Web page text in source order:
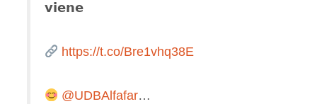
𝘃𝗶𝗲𝗻𝗲
https://t.co/Bre1vhq38E
@UDBAlfafar…